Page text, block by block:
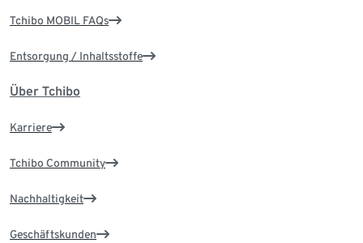
Tchibo MOBIL FAQs
Entsorgung / Inhaltsstoffe
Über Tchibo
Karriere
Tchibo Community
Nachhaltigkeit
Geschäftskunden